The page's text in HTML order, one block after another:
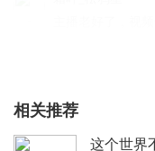
很好/可以云吸猫
周煜昊407
相关推荐
这个世界